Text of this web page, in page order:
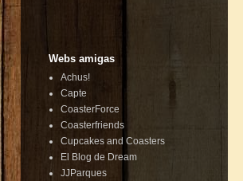
Webs amigas
Achus!
Capte
CoasterForce
Coasterfriends
Cupcakes and Coasters
El Blog de Dream
JJParques